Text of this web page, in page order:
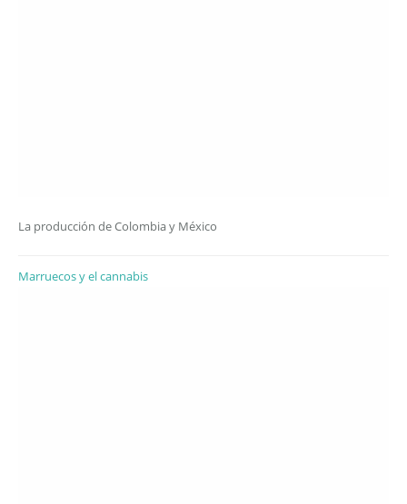
La producción de Colombia y México
Marruecos y el cannabis